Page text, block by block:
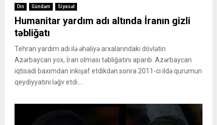
Din Gündəm Siyasət
Humanitar yardım adı altında İranın gizli
təbliğatı
Tehran yardım adı ilə əhaliyə arxalarındakı dövlətin
Azərbaycan yox, İran olması təbliğatını aparıb. Azərbaycan
iqtisadi baxımdan inkişaf etdikdən sonra 2011-ci ildə qurumun
qeydiyyatını ləğv etdi....